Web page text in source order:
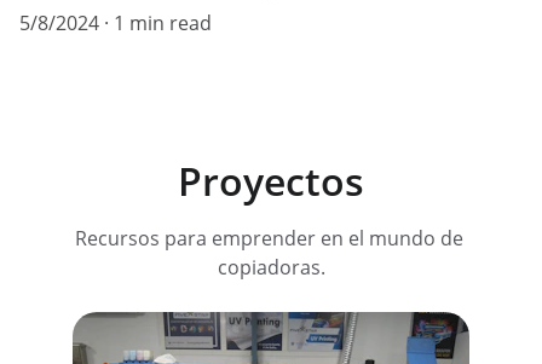
5/8/2024 1 min read
Proyectos
Recursos para emprender en el mundo de
copiadoras.